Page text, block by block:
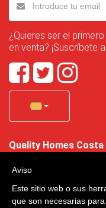
¿Quieres ser el
en venta? ¡Suscríbete
Quality Homes Costa
no. B-30750053 and
Aviso
Este sitio web o sus
que son necesarias